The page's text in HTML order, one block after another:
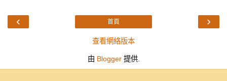
‹ ›
首頁
查看網絡版本
由 Blogger提供.